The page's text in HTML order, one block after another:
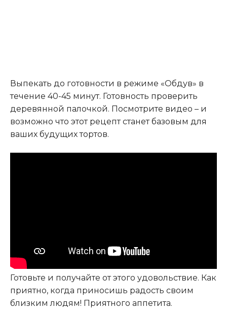
Выпекать до готовности в режиме «Обдув» в
течение 40-45 минут. Готовность проверить
деревянной палочкой. Посмотрите видео – и
возможно что этот рецепт станет базовым для
ваших будущих тортов.
Готовьте и получайте от этого удовольствие. Как
приятно, когда приносишь радость своим
близким людям! Приятного аппетита.